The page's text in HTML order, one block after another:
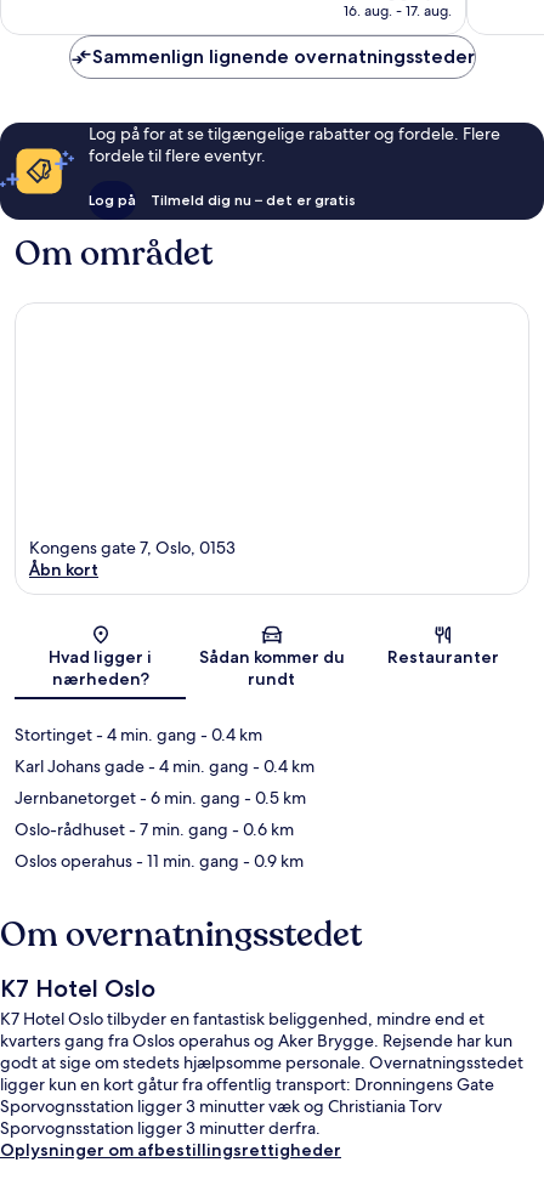
anmeldelser
820 kr.
16. aug. - 17. aug.
Sammenlign lignende overnatningssteder
Log på for at se tilgængelige rabatter og fordele. Flere
fordele til flere eventyr.
Log på Tilmeld dig nu – det er gratis
Om området
Kort
Kongens gate 7, Oslo, 0153
Åbn kort
Hvad ligger i
nærheden?
Sådan kommer du
rundt
Restauranter
Stortinget- 4 min. gang - 0.4 km
Karl Johans gade- 4 min. gang - 0.4 km
Jernbanetorget- 6 min. gang - 0.5 km
Oslo-rådhuset- 7 min. gang - 0.6 km
Oslos operahus- 11 min. gang - 0.9 km
Om overnatningsstedet
K7 Hotel Oslo
K7 Hotel Oslo tilbyder en fantastisk beliggenhed, mindre end et
kvarters gang fra Oslos operahus og Aker Brygge. Rejsende har kun
godt at sige om stedets hjælpsomme personale. Overnatningsstedet
ligger kun en kort gåtur fra offentlig transport: Dronningens Gate
Sporvognsstation ligger 3 minutter væk og Christiania Torv
Sporvognsstation ligger 3 minutter derfra.
Oplysninger om afbestillingsrettigheder